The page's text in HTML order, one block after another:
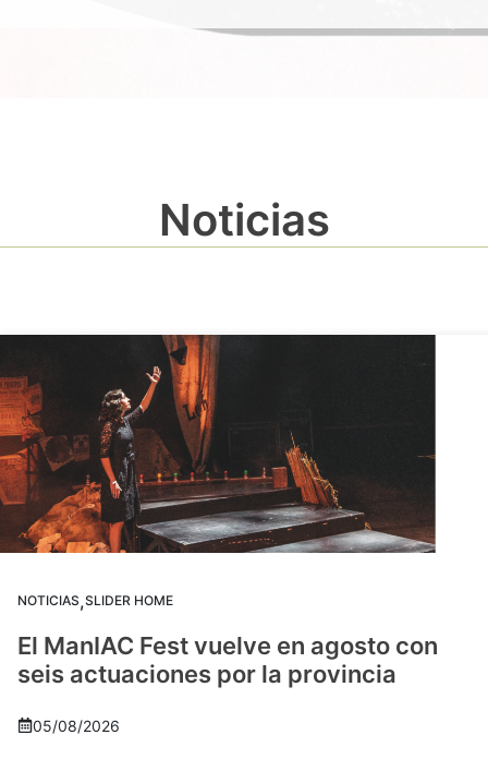
Noticias
NOTICIAS,SLIDER HOME
El ManIAC Fest vuelve en agosto con
seis actuaciones por la provincia
05/08/2026